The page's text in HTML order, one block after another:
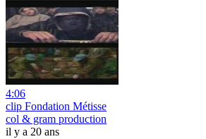
4:06
clip Fondation Métisse
col & gram production
il y a 20 ans